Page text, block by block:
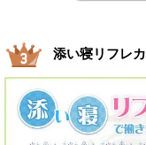
添い寝リフレ